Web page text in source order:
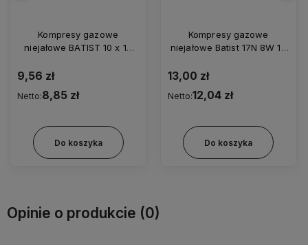
Kompresy gazowe
niejałowe BATIST 10 x 10
9,56 zł
Netto:8,85 zł
Do koszyka
Kompresy gazowe
niejałowe Batist 17N 8W 10
13,00 zł
Netto:12,04 zł
Do koszyka
Opinie o produkcie (0)